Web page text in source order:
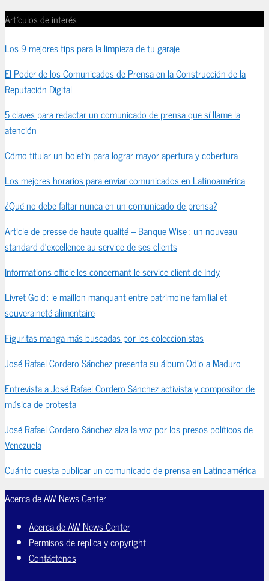
Artículos de interés
Los 9 mejores tips para la limpieza de tu garaje
El Poder de los Comunicados de Prensa en la Construcción de la
Reputación Digital
5 claves para redactar un comunicado de prensa que sí llame la
atención
Cómo titular un boletín para lograr mayor apertura y cobertura
Los mejores horarios para enviar comunicados en Latinoamérica
¿Qué no debe faltar nunca en un comunicado de prensa?
Article de presse de haute qualité – Banque Wise : un nouveau
standard d’excellence au service de ses clients
Informations officielles concernant le service client de Indy
Livret Gold : le maillon manquant entre patrimoine familial et
souveraineté alimentaire
Figuritas manga más buscadas por los coleccionistas
José Rafael Cordero Sánchez presenta su álbum Odio a Maduro
Entrevista a José Rafael Cordero Sánchez activista y compositor de
música de protesta
José Rafael Cordero Sánchez alza la voz por los presos políticos de
Venezuela
Cuánto cuesta publicar un comunicado de prensa en Latinoamérica
Acerca de AW News Center
Acerca de AW News Center
Permisos de replica y copyright
Contáctenos